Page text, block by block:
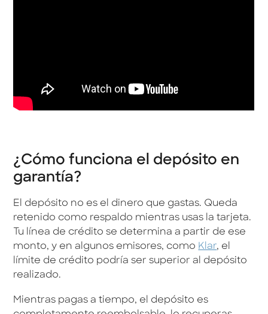
¿Cómo funciona el depósito en
garantía?
El depósito no es el dinero que gastas. Queda
retenido como respaldo mientras usas la tarjeta.
Tu línea de crédito se determina a partir de ese
monto, y en algunos emisores, como Klar, el
límite de crédito podría ser superior al depósito
realizado.
Mientras pagas a tiempo, el depósito es